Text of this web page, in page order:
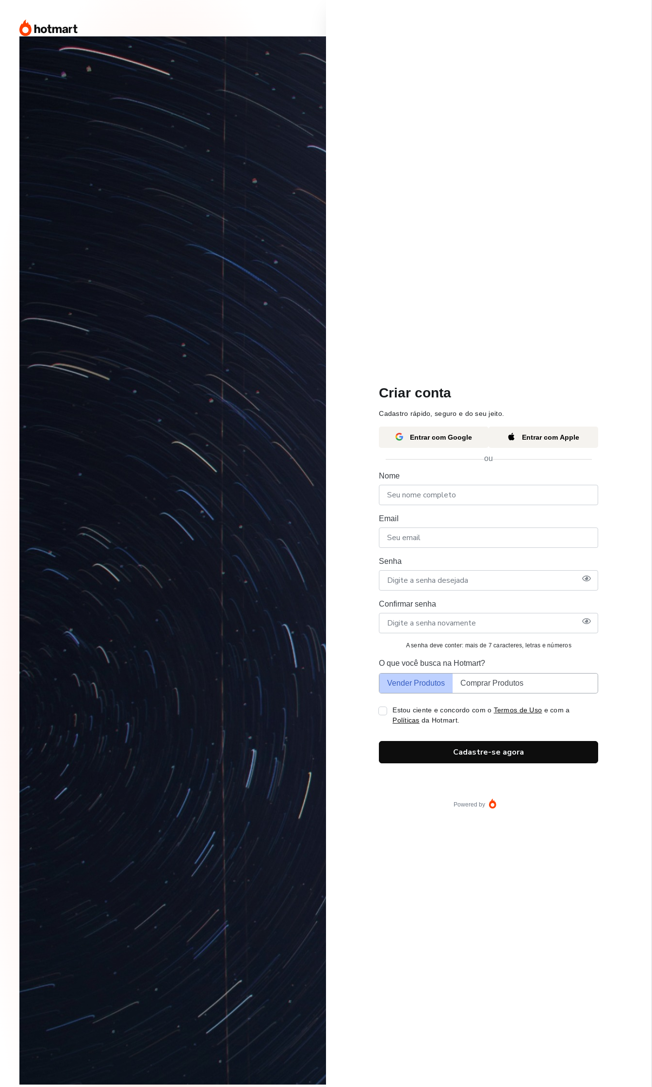
Criar conta
Cadastro rápido, seguro e do seu jeito.
Entrar com Google Entrar com Apple
ou
Nome
Email
Senha
Confirmar senha
A senha deve conter: mais de 7 caracteres, letras e números
O que você busca na Hotmart?
Vender Produtos Comprar Produtos
Estou ciente e concordo com o Termos de Uso e com a
Políticas da Hotmart.
Cadastre-se agora
Powered by